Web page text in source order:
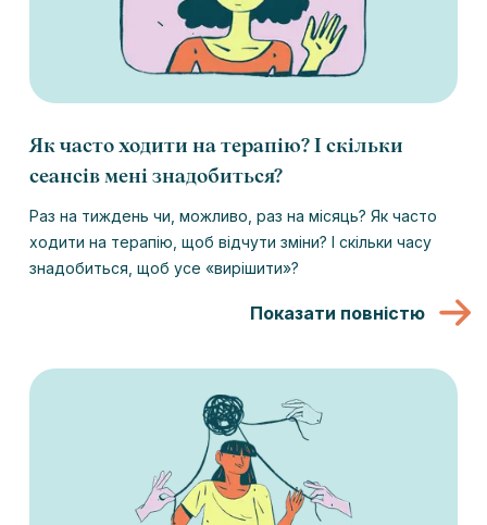
Як часто ходити на терапію? І скільки
сеансів мені знадобиться?
Раз на тиждень чи, можливо, раз на місяць? Як часто
ходити на терапію, щоб відчути зміни? І скільки часу
знадобиться, щоб усе «вирішити»?
Показати повністю